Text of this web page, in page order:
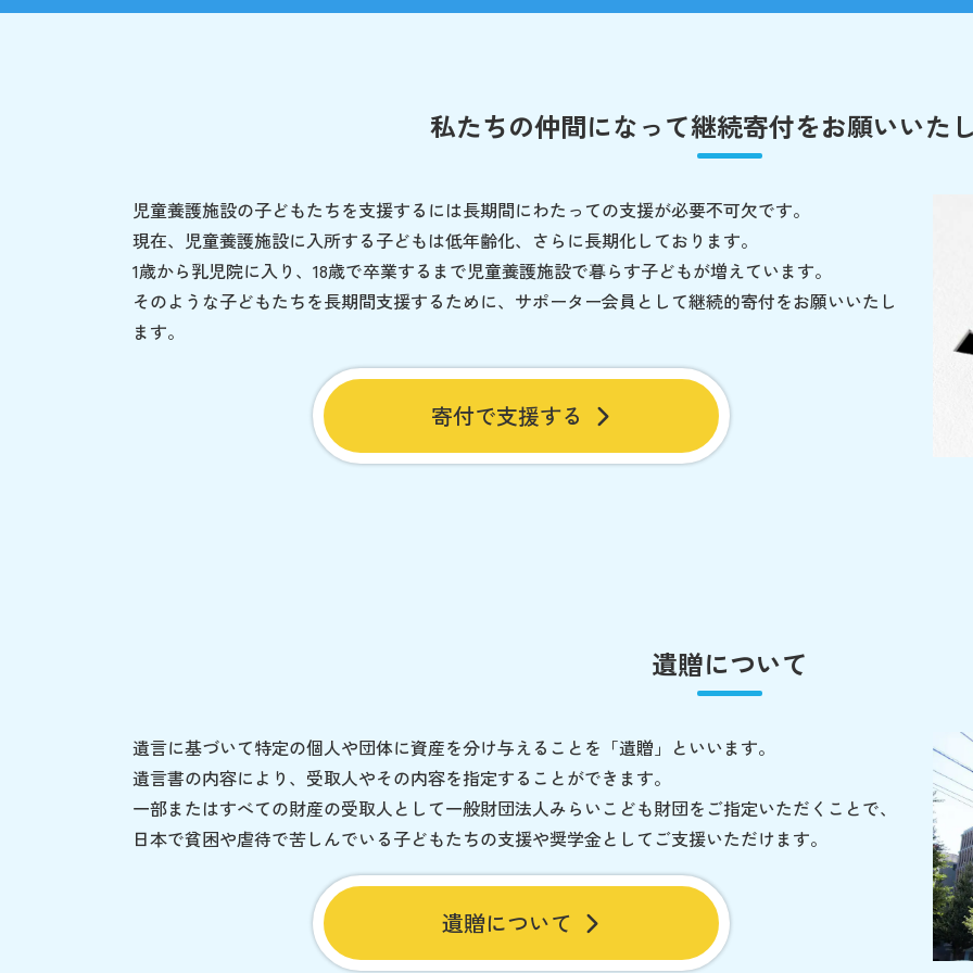
私たちの仲間になって継続寄付をお願いいた
児童養護施設の子どもたちを支援するには長期間にわたっての支援が必要不可欠です。
現在、児童養護施設に入所する子どもは低年齢化、さらに長期化しております。
1歳から乳児院に入り、18歳で卒業するまで児童養護施設で暮らす子どもが増えています。
そのような子どもたちを長期間支援するために、サポーター会員として継続的寄付をお願いいたし
ます。
寄付で支援する
遺贈について
遺言に基づいて特定の個人や団体に資産を分け与えることを「遺贈」といいます。
遺言書の内容により、受取人やその内容を指定することができます。
一部またはすべての財産の受取人として一般財団法人みらいこども財団をご指定いただくことで、
日本で貧困や虐待で苦しんでいる子どもたちの支援や奨学金としてご支援いただけます。
遺贈について